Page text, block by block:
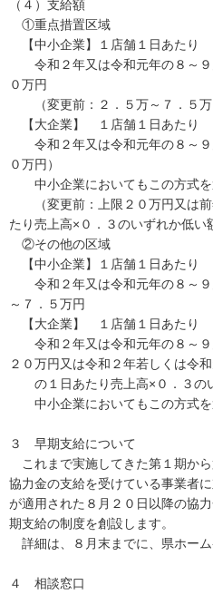
（４）支給額
①重点措置区域
【中小企業】１店舗１日あたり
令和２年又は令和元年の８～９
０万円
（変更前：２．５万～７
【大企業】 １店舗１日あたり
令和２年又は令和元年の８～９
０万円）
中小企業においてもこの方式を
（変更前：上限２０万円又は前
たり売上高×０．３のいずれか低い
②その他の区域
【中小企業】１店舗１日あたり
令和２年又は令和元年の８～
～７．５万円
【大企業】 １店舗１日あたり
令和２年又は令和元年の８～９
２０万円又は令和２年若しくは令
の１日あたり売上高×０．３のい
中小企業においてもこの方式を
３ 早期支給について
これまで実施してきた第１期か
協力金の支給を受けている事業者
が適用された８月２０日以降の協
期支給の制度を創設します。
詳細は、８月末までに、県ホーム
４ 相談窓口